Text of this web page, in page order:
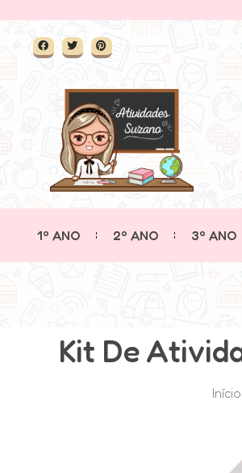
1º ANO 2º ANO 3º ANO
Kit De
Início